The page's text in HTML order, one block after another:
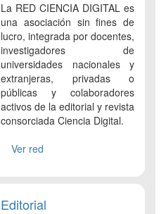
La RED CIENCIA DIGITAL es
una asociación sin fines de
lucro, integrada por docentes,
investigadores de
universidades nacionales y
extranjeras, privadas o
públicas y colaboradores
activos de la editorial y revista
consorciada Ciencia Digital.
Ver red
Editorial